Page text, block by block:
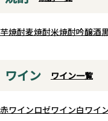
芋焼酎麦焼酎米焼酎吟醸酒
ワイン ワイン一覧
赤ワインロゼワイン白ワイ